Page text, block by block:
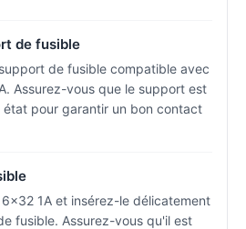
de fusible
de fusible compatible avec
Assurez-vous que le support est
pour garantir un bon contact
1A et insérez-le délicatement
fusible. Assurez-vous qu'il est